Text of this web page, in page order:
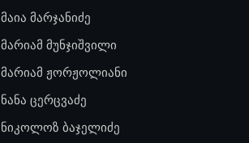
მაია მარჯანიძე
მარიამ მუნჯიშვილი
მარიამ ჟორჟოლიანი
ნანა ცერცვაძე
ნიკოლოზ ბაჯელიძე